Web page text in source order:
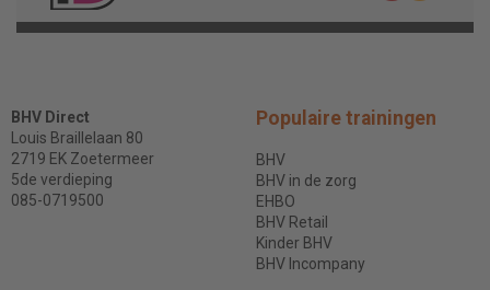
BHV Direct
Louis Braillelaan 80
2719 EK Zoetermeer
5de verdieping
085-0719500
Populaire trainingen
BHV
BHV in de zorg
EHBO
BHV Retail
Kinder BHV
BHV Incompany